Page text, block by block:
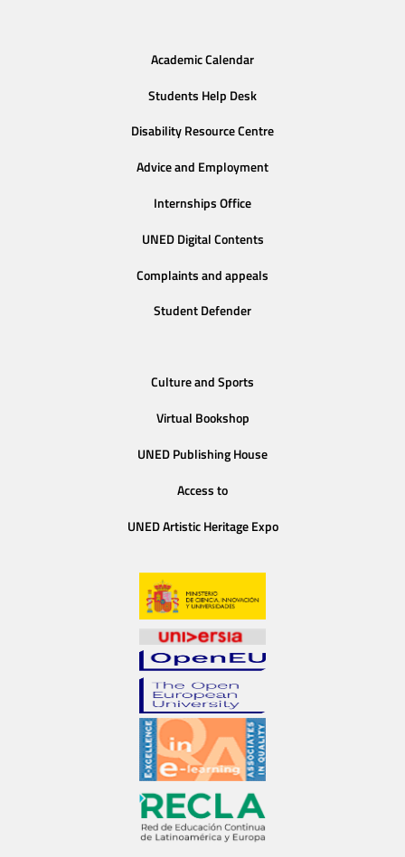
Academic Calendar
Students Help Desk
Disability Resource Centre
Advice and Employment
Internships Office
UNED Digital Contents
Complaints and appeals
Student Defender
Culture and Sports
Virtual Bookshop
UNED Publishing House
Access to
UNED Artistic Heritage Expo